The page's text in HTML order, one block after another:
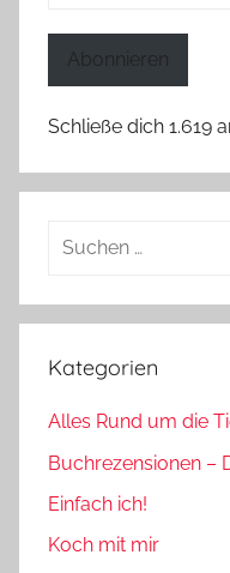
Abonnieren
Schließe dich 1.619
Suchen
Kategorien
Alles Rund um die
Buchrezensionen –
Einfach ich!
Koch mit mir